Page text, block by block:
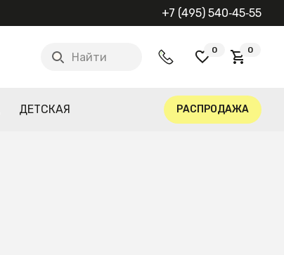
+7 (495) 540‑45‑55
Найти
0 0
ДЕТСКАЯ РАСПРОДАЖА